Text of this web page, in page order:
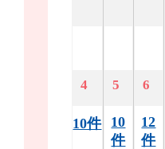
4
10件
5
10
件
6
12
件